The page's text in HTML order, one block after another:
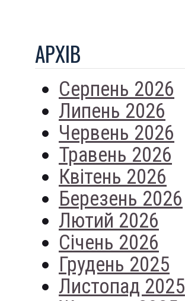
АРХIВ
Серпень 2026
Липень 2026
Червень 2026
Травень 2026
Квітень 2026
Березень 2026
Лютий 2026
Січень 2026
Грудень 2025
Листопад 2025